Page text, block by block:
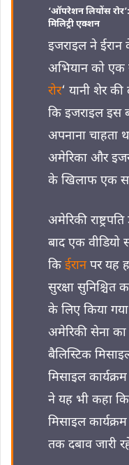
‘ऑपरेशन लियोंस
मिलिट्री एक्शन
इजराइल ने
अभियान को एक
रोर‘ यानी शेर की
कि इजराइल इस
अपनाना चाहता
अमेरिका और
के खिलाफ एक
अमेरिकी
बाद एक वीडियो
कि ईरानपर यह
सुरक्षा सुनिश्चित
के लिए किया गया
अमेरिकी सेना का
बैलिस्टिक
मिसाइल
ने यह भी कहा
मिसाइल
तक दबाव जारी